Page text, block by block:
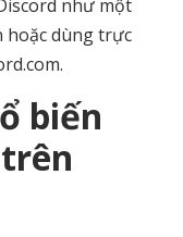
như một
hoặc dùng trực
biến